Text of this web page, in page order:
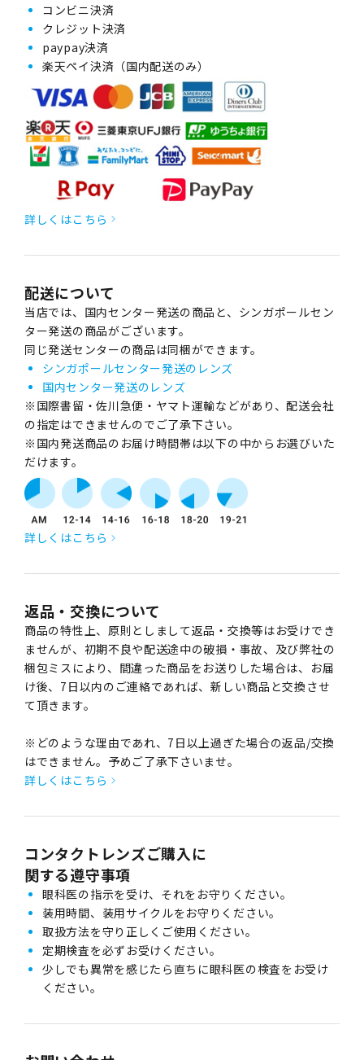
コンビニ決済
クレジット決済
paypay決済
楽天ペイ決済（国内配送のみ）
詳しくはこちら
配送について
当店では、国内センター発送の商品と、シンガポールセン
ター発送の商品がございます。
同じ発送センターの商品は同梱ができます。
シンガポールセンター発送のレンズ
国内センター発送のレンズ
※国際書留・佐川急便・ヤマト運輸などがあり、配送会社
の指定はできませんのでご了承下さい。
※国内発送商品のお届け時間帯は以下の中からお選びいた
だけます。
詳しくはこちら
返品・交換について
商品の特性上、原則としまして返品・交換等はお受けでき
ませんが、初期不良や配送途中の破損・事故、及び弊社の
梱包ミスにより、間違った商品をお送りした場合は、お届
け後、7日以内のご連絡であれば、新しい商品と交換させ
て頂きます。
※どのような理由であれ、7日以上過ぎた場合の返品/交換
はできません。予めご了承下さいませ。
詳しくはこちら
コンタクトレンズご購入に
関する遵守事項
眼科医の指示を受け、それをお守りください。
装用時間、装用サイクルをお守りください。
取扱方法を守り正しくご使用ください。
定期検査を必ずお受けください。
少しでも異常を感じたら直ちに眼科医の検査をお受け
ください。